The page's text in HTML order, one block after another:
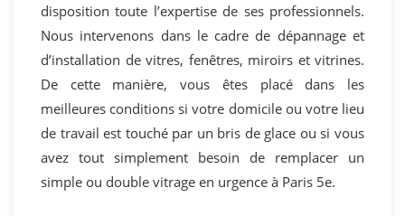
disposition toute l’expertise de ses professionnels.
Nous intervenons dans le cadre de dépannage et
d’installation de vitres, fenêtres, miroirs et vitrines.
De cette manière, vous êtes placé dans les
meilleures conditions si votre domicile ou votre lieu
de travail est touché par un bris de glace ou si vous
avez tout simplement besoin de remplacer un
simple ou double vitrage en urgence à Paris 5e.